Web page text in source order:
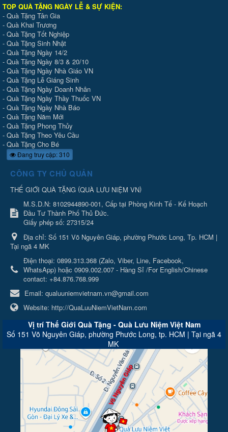
TOP QUÀ TẶNG NGÀY LỄ & SỰ KIỆN:
- Quà Tặng Tân Gia
- Quà Khai Trương
- Quà Tặng Tốt Nghiệp
- Quà Tặng Sinh Nhật
- Quà Tặng Ngày 14/2
- Quà Tặng Ngày 8/3 & 20/10
- Quà Tặng Ngày Nhà Giáo VN
- Quà Tặng Lễ Giáng Sinh
- Quà Tặng Ngày Doanh Nhân
- Quà Tặng Ngày Thầy Thuốc VN
- Quà Tặng Ngày Nhà Báo
- Quà Tặng Năm Mới
- Quà Tặng Phong Thủy
- Quà Tặng Theo Yêu Cầu
- Quà Tặng Cho Bé
Đang truy cập: 310
CÔNG TY CHỦ QUẢN
THẾ GIỚI QUÀ TẶNG (QUÀ LƯU NIỆM VN)
M.S.D.N: 8102944890-001, Cấp tại Phòng Kinh Tế - Kế Hoạch
Đầu Tư Thành Phố Thủ Đức.
Giấy phép số: 27315/24
Địa chỉ: Số 151 Võ Nguyên Giáp, phường Phước Long, Tp. HCM |
Tại ngã 4 MK
Điện thoại: 0899.313.368 (Zalo, Viber, Line, Facebook,
WhatsApp) hoặc 0909.002.007 - Hàng Sỉ /For English/Chinese
contact: +84.876.768.999
Email: qualuuniemvietnam.vn@gmail.com
Website: http://QuaLuuNiemVietNam.com
Vị trí Thế Giới Quà Tặng - Quà Lưu Niệm Việt Nam
Số 151 Võ Nguyên Giáp, phường Phước Long, tp. HCM | Tại ngã 4
MK